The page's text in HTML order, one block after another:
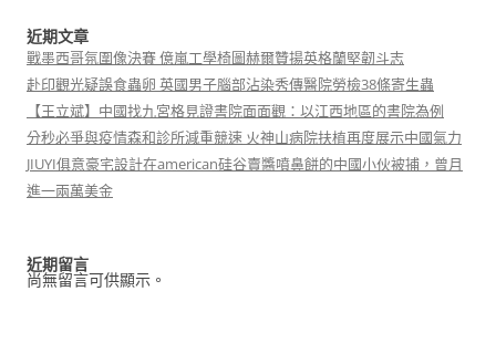
近期文章
戰墨西哥氛圍像決賽 億嵐工學椅圖赫爾贊揚英格蘭堅韌斗志
赴印觀光疑誤食蟲卵 英國男子腦部沾染秀傳醫院勞檢38條寄生蟲
【王立斌】中國找九宮格見證書院面面觀：以江西地區的書院為例
分秒必爭與疫情森和診所減重競速 火神山病院扶植再度展示中國氣力
JIUYI俱意豪宅設計在american硅谷賣醬噴鼻餅的中國小伙被捕，曾月
進一兩萬美金
近期留言
尚無留言可供顯示。